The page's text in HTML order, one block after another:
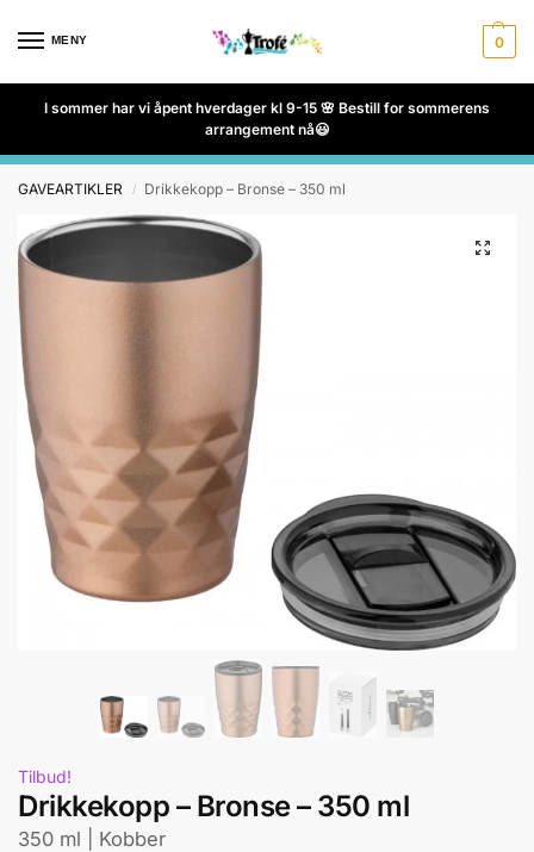
MENY 0
I sommer har vi åpent hverdager kl 9-15 🌸 Bestill for sommerens
arrangement nå😃
GAVEARTIKLER / Drikkekopp – Bronse – 350 ml
Tilbud!
Drikkekopp – Bronse – 350 ml
350 ml | Kobber